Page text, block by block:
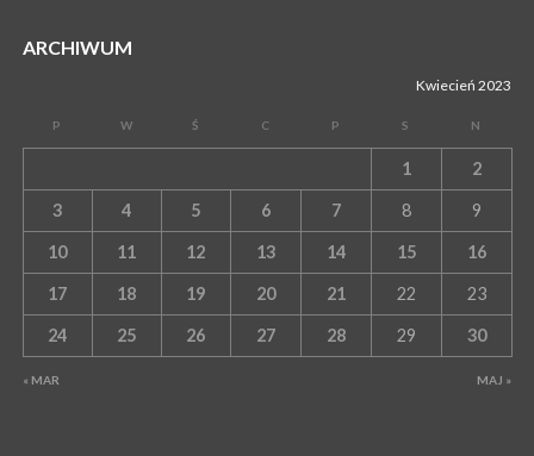
ARCHIWUM
Kwiecień 2023
P W Ś C P S N
« MAR MAJ »
1 2
3 4 5 6 7 8 9
10 11 12 13 14 15 16
17 18 19 20 21 22 23
24 25 26 27 28 29 30